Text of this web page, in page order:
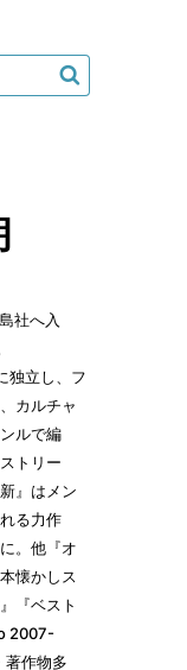
社へ入
独立し、フ
カルチャ
ルで編
トリー
』はメン
る力作
。他『オ
懐かしス
『ベスト
2007-
作物多